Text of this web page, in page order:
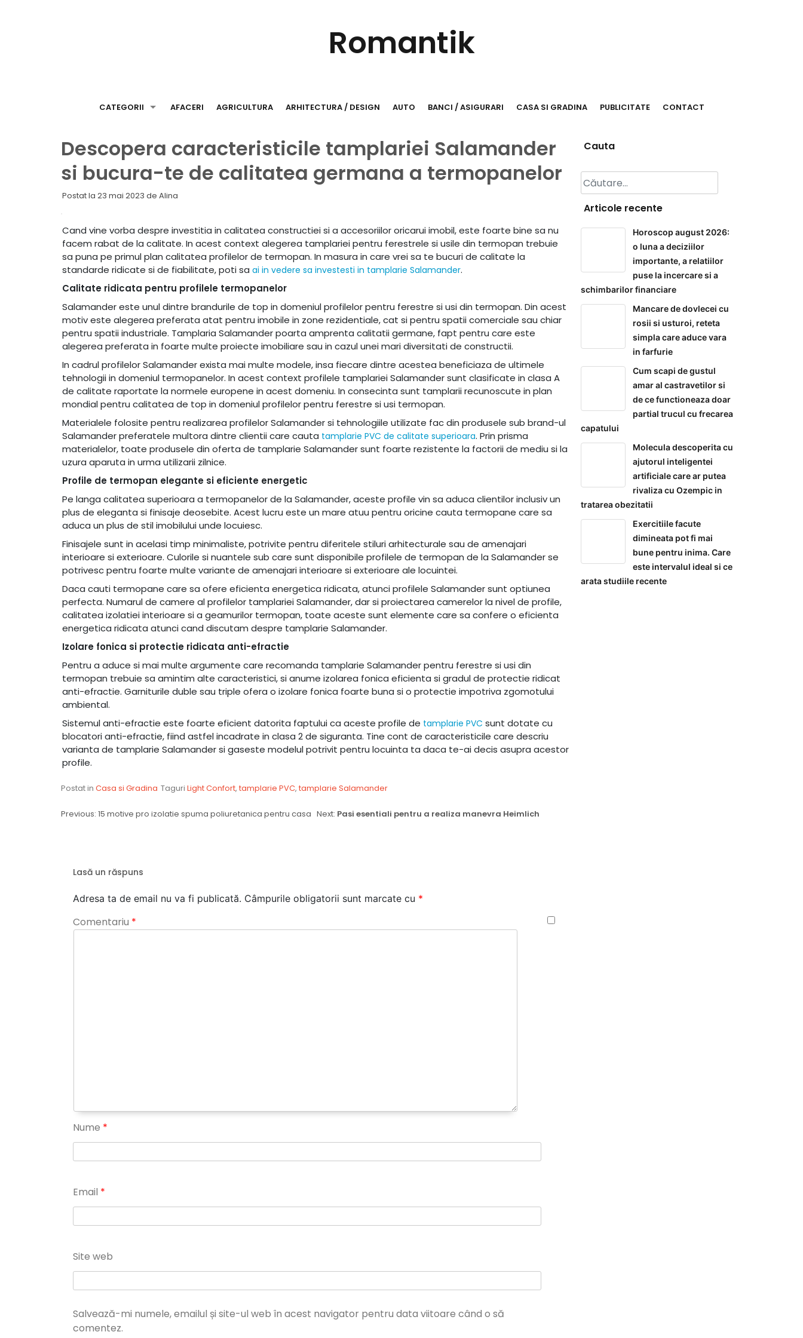
Romantik
CATEGORII AFACERI AGRICULTURA ARHITECTURA / DESIGN AUTO BANCI / ASIGURARI CASA SI GRADINA PUBLICITATE CONTACT
Descopera caracteristicile tamplariei Salamander
si bucura-te de calitatea germana a termopanelor
Postat la 23 mai 2023 de Alina
Cand vine vorba despre investitia in calitatea constructiei si a accesoriilor oricarui imobil, este foarte bine sa nu
facem rabat de la calitate. In acest context alegerea tamplariei pentru ferestrele si usile din termopan trebuie
sa puna pe primul plan calitatea profilelor de termopan. In masura in care vrei sa te bucuri de calitate la
standarde ridicate si de fiabilitate, poti sa ai in vedere sa investesti in tamplarie Salamander.
Calitate ridicata pentru profilele termopanelor
Salamander este unul dintre brandurile de top in domeniul profilelor pentru ferestre si usi din termopan. Din acest
motiv este alegerea preferata atat pentru imobile in zone rezidentiale, cat si pentru spatii comerciale sau chiar
pentru spatii industriale. Tamplaria Salamander poarta amprenta calitatii germane, fapt pentru care este
alegerea preferata in foarte multe proiecte imobiliare sau in cazul unei mari diversitati de constructii.
In cadrul profilelor Salamander exista mai multe modele, insa fiecare dintre acestea beneficiaza de ultimele
tehnologii in domeniul termopanelor. In acest context profilele tamplariei Salamander sunt clasificate in clasa A
de calitate raportate la normele europene in acest domeniu. In consecinta sunt tamplarii recunoscute in plan
mondial pentru calitatea de top in domeniul profilelor pentru ferestre si usi termopan.
Materialele folosite pentru realizarea profilelor Salamander si tehnologiile utilizate fac din produsele sub brand-ul
Salamander preferatele multora dintre clientii care cauta tamplarie PVC de calitate superioara. Prin prisma
materialelor, toate produsele din oferta de tamplarie Salamander sunt foarte rezistente la factorii de mediu si la
uzura aparuta in urma utilizarii zilnice.
Profile de termopan elegante si eficiente energetic
Pe langa calitatea superioara a termopanelor de la Salamander, aceste profile vin sa aduca clientilor inclusiv un
plus de eleganta si finisaje deosebite. Acest lucru este un mare atuu pentru oricine cauta termopane care sa
aduca un plus de stil imobilului unde locuiesc.
Finisajele sunt in acelasi timp minimaliste, potrivite pentru diferitele stiluri arhitecturale sau de amenajari
interioare si exterioare. Culorile si nuantele sub care sunt disponibile profilele de termopan de la Salamander se
potrivesc pentru foarte multe variante de amenajari interioare si exterioare ale locuintei.
Daca cauti termopane care sa ofere eficienta energetica ridicata, atunci profilele Salamander sunt optiunea
perfecta. Numarul de camere al profilelor tamplariei Salamander, dar si proiectarea camerelor la nivel de profile,
calitatea izolatiei interioare si a geamurilor termopan, toate aceste sunt elemente care sa confere o eficienta
energetica ridicata atunci cand discutam despre tamplarie Salamander.
Izolare fonica si protectie ridicata anti-efractie
Pentru a aduce si mai multe argumente care recomanda tamplarie Salamander pentru ferestre si usi din
termopan trebuie sa amintim alte caracteristici, si anume izolarea fonica eficienta si gradul de protectie ridicat
anti-efractie. Garniturile duble sau triple ofera o izolare fonica foarte buna si o protectie impotriva zgomotului
ambiental.
Sistemul anti-efractie este foarte eficient datorita faptului ca aceste profile de tamplarie PVC sunt dotate cu
blocatori anti-efractie, fiind astfel incadrate in clasa 2 de siguranta. Tine cont de caracteristicile care descriu
varianta de tamplarie Salamander si gaseste modelul potrivit pentru locuinta ta daca te-ai decis asupra acestor
profile.
Postat in Casa si Gradina Taguri Light Confort, tamplarie PVC, tamplarie Salamander
Navigare
articole
Previous: 15 motive pro izolatie spuma poliuretanica pentru casa Next: Pasi esentiali pentru a realiza manevra Heimlich
Lasă un răspuns
Adresa ta de email nu va fi publicată. Câmpurile obligatorii sunt marcate cu *
Comentariu *
Nume *
Email *
Site web
Salvează-mi numele, emailul și site-ul web în acest navigator pentru data viitoare când o să
comentez.
Cauta
Caută
după:
Articole recente
Horoscop august 2026:
o luna a deciziilor
importante, a relatiilor
puse la incercare si a
schimbarilor financiare
Mancare de dovlecei cu
rosii si usturoi, reteta
simpla care aduce vara
in farfurie
Cum scapi de gustul
amar al castravetilor si
de ce functioneaza doar
partial trucul cu frecarea
capatului
Molecula descoperita cu
ajutorul inteligentei
artificiale care ar putea
rivaliza cu Ozempic in
tratarea obezitatii
Exercitiile facute
dimineata pot fi mai
bune pentru inima. Care
este intervalul ideal si ce
arata studiile recente